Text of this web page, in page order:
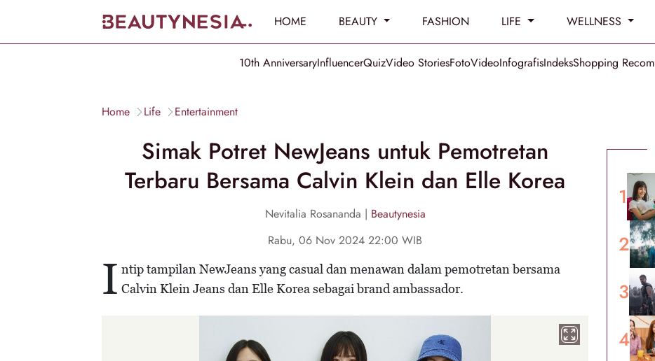
HOME BEAUTY FASHION LIFE WELLNESS
10th AnniversaryInfluencerQuizVideo StoriesFotoVideoInfografisIndeksShopping
Home Life Entertainment
Simak Potret NewJeans untuk Pemotretan
Terbaru Bersama Calvin Klein dan Elle Korea
Nevitalia Rosananda | Beautynesia
Rabu, 06 Nov 2024 22:00 WIB
I ntip tampilan NewJeans yang casual dan menawan dalam pemotretan bersama
Calvin Klein Jeans dan Elle Korea sebagai brand ambassador.